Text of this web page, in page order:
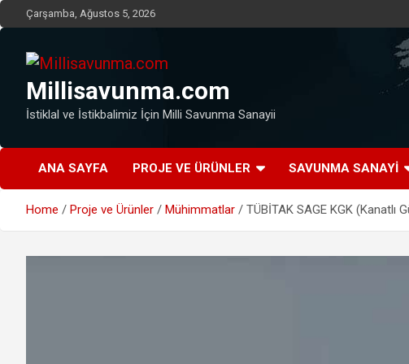
Skip
to
Çarşamba, Ağustos 5, 2026
Millisavunma.com
İstiklal ve İstikbalimiz İçin Milli Savunma Sanayii
ANA SAYFA PROJE VE ÜRÜNLER SAVUNMA SANAYI
Home Proje ve Ürünler Mühimmatlar TÜBİTAK SAGE KGK (Kanatlı